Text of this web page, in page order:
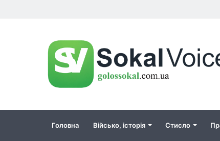
Головна Військо, історія Стисло